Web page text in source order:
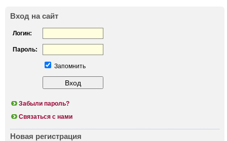
Вход на сайт
Логин:
Пароль:
Запомнить
Забыли пароль?
Связаться с нами
Новая регистрация